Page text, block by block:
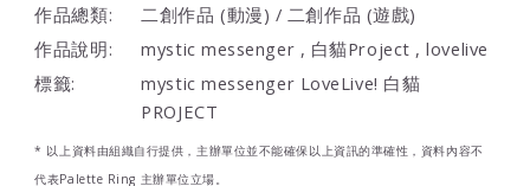
作品總類:
二創作品 (動漫) / 二創作品 (遊戲)
作品說明:
mystic messenger , 白貓Project , lovelive
標籤:
mystic messenger LoveLive! 白貓
PROJECT
* 以上資料由組織自行提供，主辦單位並不能確保以上資訊的準確性，資料內容不
代表Palette Ring 主辦單位立場。